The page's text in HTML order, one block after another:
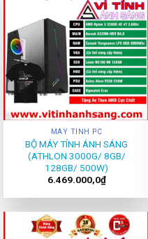
MÁY TÍNH PC
BỘ MÁY TÍNH ÁNH SÁNG
(ATHLON 3000G/ 8GB/
128GB/ 500W)
6.469.000,0₫